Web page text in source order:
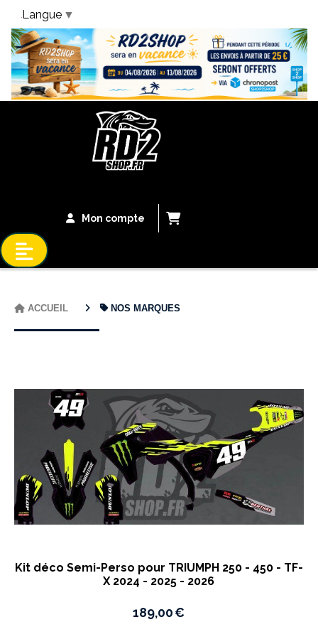
Bandeau Vacances
Mon compte
ACCUEIL NOS MARQUES
Kit déco Semi-Perso pour TRIUMPH 250 - 450 - TF-
X 2024 - 2025 - 2026
189,00€
Langue ▼